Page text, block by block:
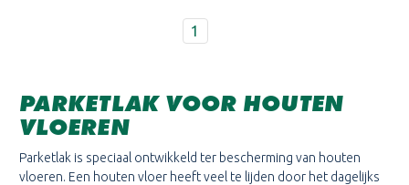
1
PARKETLAK VOOR HOUTEN
VLOEREN
Parketlak is speciaal ontwikkeld ter bescherming van houten
vloeren. Een houten vloer heeft veel te lijden door het dagelijks